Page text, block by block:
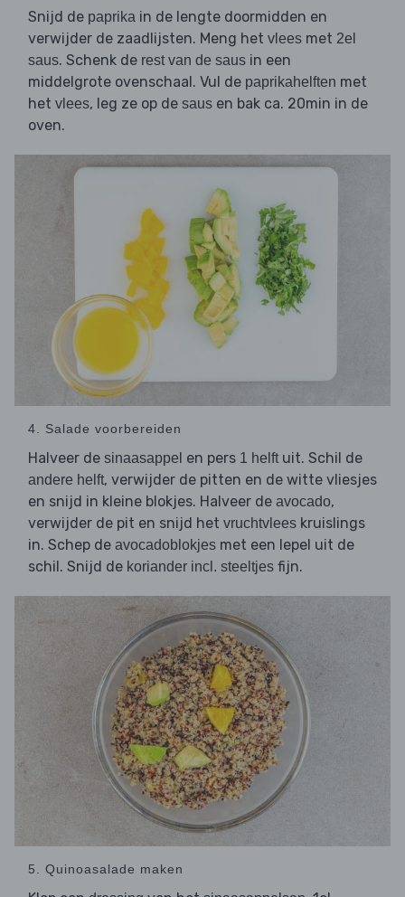
Snijd de paprika in de lengte doormidden en
verwijder de zaadlijsten. Meng het vlees met 2el
saus. Schenk de rest van de saus in een
middelgrote ovenschaal. Vul de paprikahelften met
het vlees, leg ze op de saus en bak ca. 20min in de
oven.
4. Salade voorbereiden
Halveer de sinaasappel en pers 1 helft uit. Schil de
andere helft, verwijder de pitten en de witte vliesjes
en snijd in kleine blokjes. Halveer de avocado,
verwijder de pit en snijd het vruchtvlees kruislings
in. Schep de avocadoblokjes met een lepel uit de
schil. Snijd de koriander incl. steeltjes fijn.
5. Quinoasalade maken